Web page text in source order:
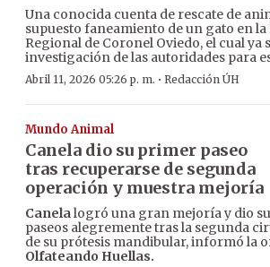
Una conocida cuenta de rescate de
supuesto faneamiento de un gato en
Regional de Coronel Oviedo, el cual ya
investigación de las autoridades para
Abril 11, 2026 05:26 p. m. · Redacción ÚH
Mundo Animal
Canela dio su primer paseo
tras recuperarse de segunda
operación y muestra mejoría
Canelalogró una gran mejoría y dio
paseos alegremente tras la segunda
de su prótesis mandibular, informó la
Olfateando Huellas.